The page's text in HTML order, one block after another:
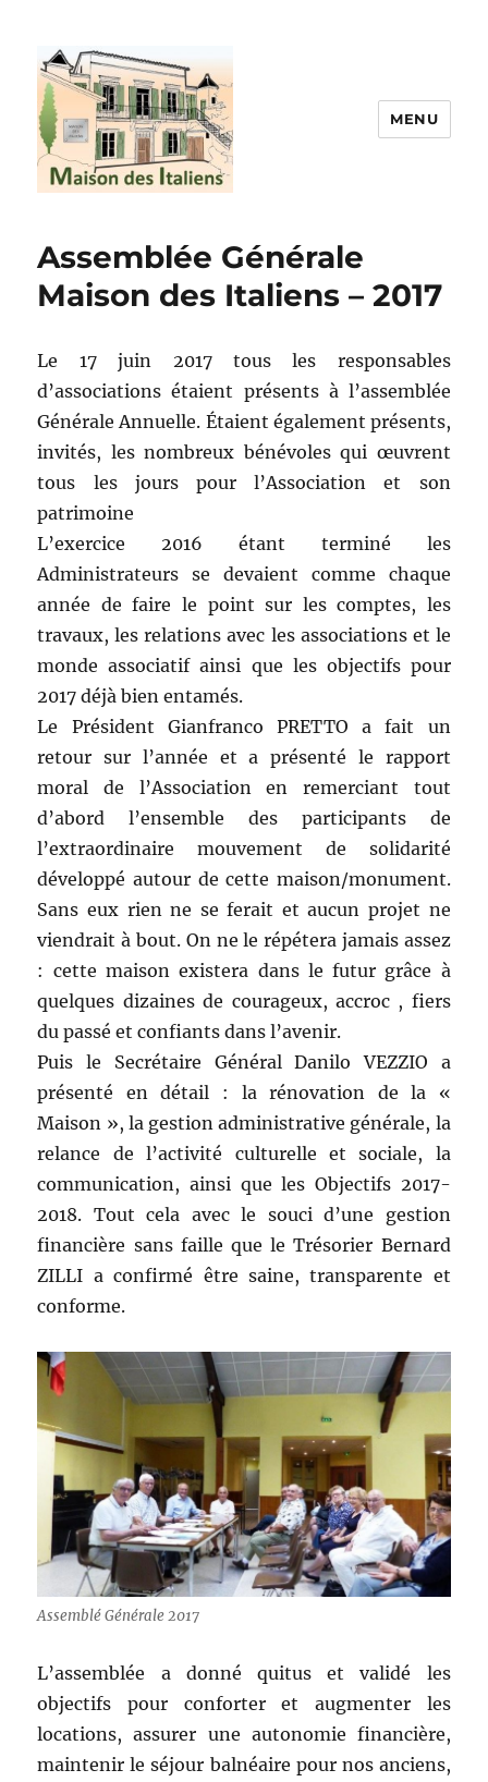
MENU
Assemblée Générale
Maison des Italiens – 2017
Le 17 juin 2017 tous les responsables
d’associations étaient présents à l’assemblée
Générale Annuelle. Étaient également présents,
invités, les nombreux bénévoles qui œuvrent
tous les jours pour l’Association et son
patrimoine
L’exercice 2016 étant terminé les
Administrateurs se devaient comme chaque
année de faire le point sur les comptes, les
travaux, les relations avec les associations et le
monde associatif ainsi que les objectifs pour
2017 déjà bien entamés.
Le Président Gianfranco PRETTO a fait un
retour sur l’année et a présenté le rapport
moral de l’Association en remerciant tout
d’abord l’ensemble des participants de
l’extraordinaire mouvement de solidarité
développé autour de cette maison/monument.
Sans eux rien ne se ferait et aucun projet ne
viendrait à bout. On ne le répétera jamais assez
: cette maison existera dans le futur grâce à
quelques dizaines de courageux, accroc , fiers
du passé et confiants dans l’avenir.
Puis le Secrétaire Général Danilo VEZZIO a
présenté en détail : la rénovation de la «
Maison », la gestion administrative générale, la
relance de l’activité culturelle et sociale, la
communication, ainsi que les Objectifs 2017-
2018. Tout cela avec le souci d’une gestion
financière sans faille que le Trésorier Bernard
ZILLI a confirmé être saine, transparente et
conforme.
Assemblé Générale 2017
L’assemblée a donné quitus et validé les
objectifs pour conforter et augmenter les
locations, assurer une autonomie financière,
maintenir le séjour balnéaire pour nos anciens,